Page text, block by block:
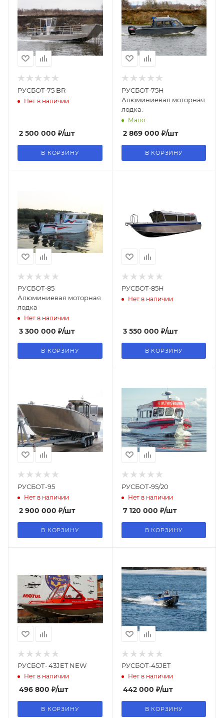
РУСБОТ‑75 BR
Нет в наличии
2 500 000 ₽/шт
В КОРЗИНУ
РУСБОТ‑75Н
Алюминиевая моторная
лодка.
Мало
2 869 000 ₽/шт
В КОРЗИНУ
РУСБОТ‑85
Алюминиевая моторная
лодка
Нет в наличии
3 300 000 ₽/шт
В КОРЗИНУ
РУСБОТ‑85Н
Нет в наличии
3 550 000 ₽/шт
В КОРЗИНУ
РУСБОТ-95
Нет в наличии
2 900 000 ₽/шт
В КОРЗИНУ
РУСБОТ‑95/20
Нет в наличии
7 120 000 ₽/шт
В КОРЗИНУ
РУСБОТ‑ 43JET NEW
Нет в наличии
496 800 ₽/шт
В КОРЗИНУ
РУСБОТ‑45JET
Нет в наличии
442 000 ₽/шт
В КОРЗИНУ